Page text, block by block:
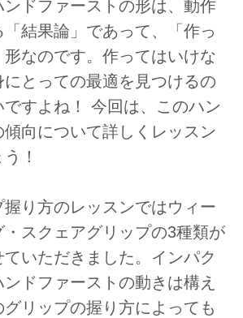
り手元が先行する「ハンドファー
スト」な状態でのインパクト。プ
しいハンドファーストの形、そし
てそれを会得するための練習ドリ
ルを教えてもらおう。
ドファーストの形は、動作
結果論」であって、「作っ
なのです。作ってはいけな
とっての最適を見つけるの
すよね！ 今回は、このハン
傾向について詳しくレッスン
！
握り方のレッスンではウィー
・スクェアグリップの3種類が
いただきました。インパク
ンドファーストの動きは構え
リップの握り方によっても